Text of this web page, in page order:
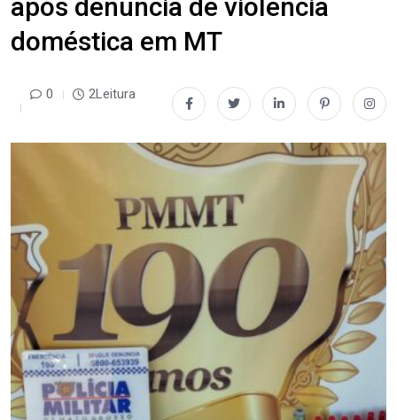
após denúncia de violência
doméstica em MT
0 2Leitura